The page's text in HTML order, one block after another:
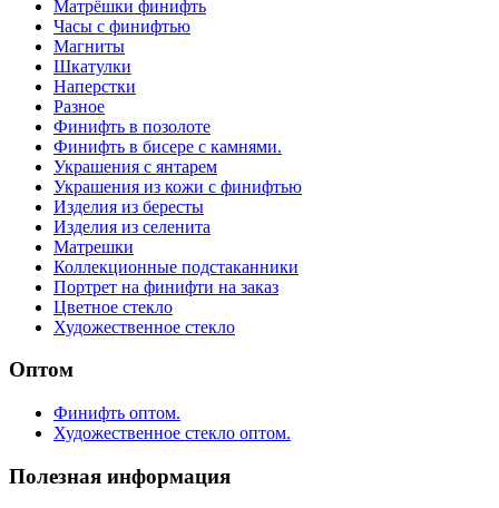
Матрёшки финифть
Часы с финифтью
Магниты
Шкатулки
Наперстки
Разное
Финифть в позолоте
Финифть в бисере с камнями.
Украшения с янтарем
Украшения из кожи с финифтью
Изделия из бересты
Изделия из селенита
Матрешки
Коллекционные подстаканники
Портрет на финифти на заказ
Цветное стекло
Художественное стекло
Оптом
Финифть оптом.
Художественное стекло оптом.
Полезная информация